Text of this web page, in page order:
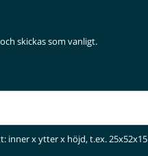
skickas som vanligt.
inner x ytter x höjd, t.ex. 25x52x15